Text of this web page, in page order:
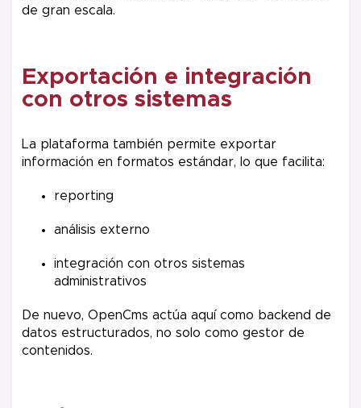
de gran escala.
Exportación e integración
con otros sistemas
La plataforma también permite exportar
información en formatos estándar, lo que facilita:
reporting
análisis externo
integración con otros sistemas
administrativos
De nuevo, OpenCms actúa aquí como backend de
datos estructurados, no solo como gestor de
contenidos.